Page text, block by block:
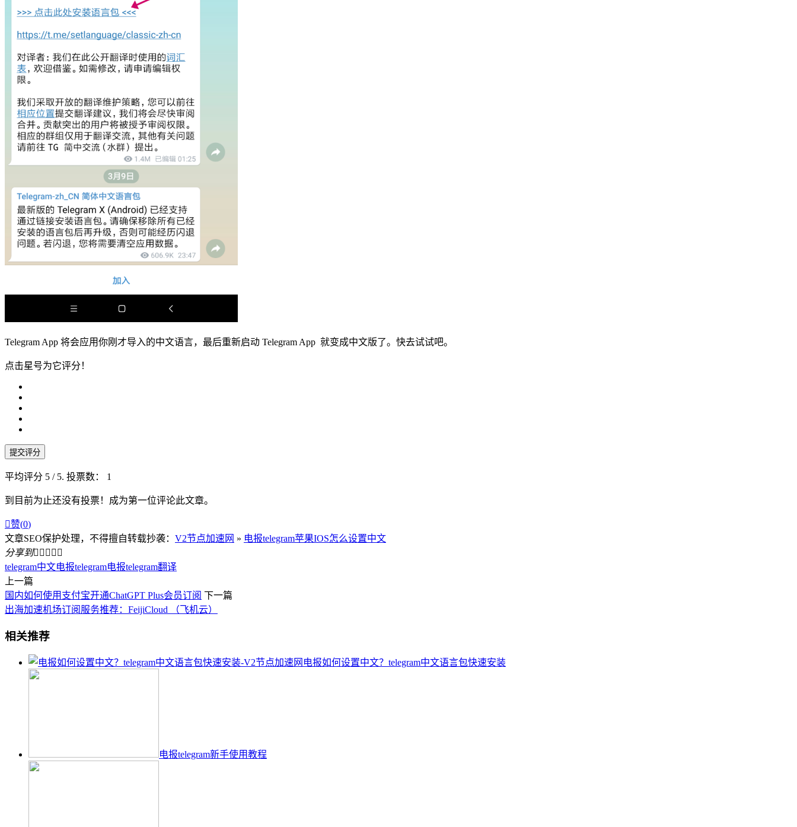
Telegram App 将会应用你刚才导入的中文语言，最后重新启动 Telegram App 就变成中文版了。快去试试吧。
点击星号为它评分！
提交评分
平均评分 5 / 5. 投票数： 1
到目前为止还没有投票！成为第一位评论此文章。
赞(0)
文章SEO保护处理，不得擅自转载抄袭： V2节点加速网 » 电报telegram苹果IOS怎么设置中文
分享到    
telegram中文电报telegram电报telegram翻译
上一篇
国内如何使用支付宝开通ChatGPT Plus会员订阅 下一篇
出海加速机场订阅服务推荐：FeijiCloud （飞机云）
相关推荐
电报如何设置中文？telegram中文语言包快速安装
电报telegram新手使用教程